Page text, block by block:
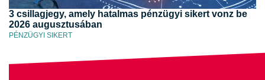
3 csillagjegy, amely hatalmas pénzügyi sikert vonz be
2026 augusztusában
PÉNZÜGYI SIKERT